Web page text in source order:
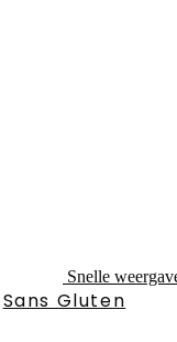
Snelle
Sans Gluten